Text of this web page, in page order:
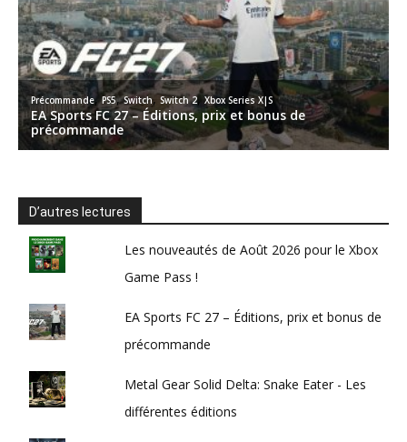
D’autres lectures
Les nouveautés de Août 2026 pour le Xbox
Game Pass !
EA Sports FC 27 – Éditions, prix et bonus de
précommande
Metal Gear Solid Delta: Snake Eater - Les
différentes éditions